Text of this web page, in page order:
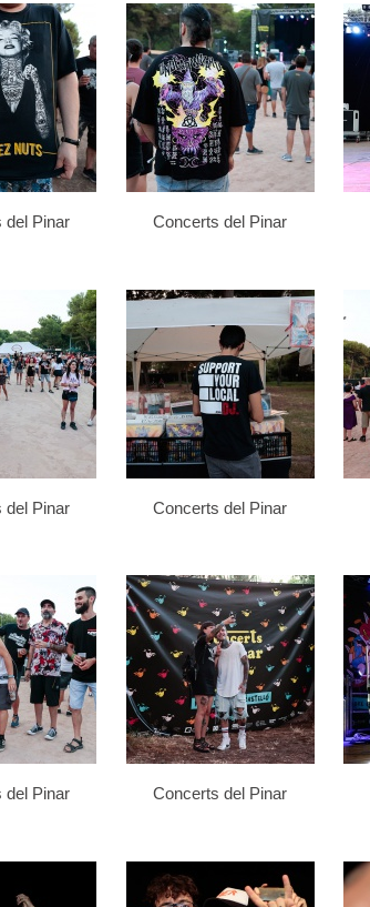
del Pinar Concerts del Pinar
del Pinar Concerts del Pinar
del Pinar Concerts del Pinar